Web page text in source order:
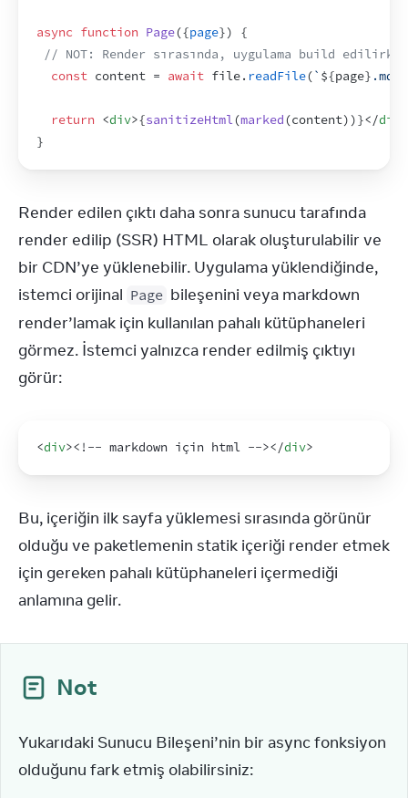
async function Page({page})
{
// NOT: Render sırasında, uygulama build
const content = await file. readFile(` ${page} .md`
return <div>{sanitizeHtml(marked(content))}</div
}
Render edilen çıktı daha sonra sunucu tarafında
render edilip (SSR) HTML olarak oluşturulabilir ve
bir CDN’ye yüklenebilir. Uygulama yüklendiğinde,
istemci orijinal Page bileşenini veya markdown
render’lamak için kullanılan pahalı kütüphaneleri
görmez. İstemci yalnızca render edilmiş çıktıyı
görür:
<div>< !-- markdown için html --></div>
Bu, içeriğin ilk sayfa yüklemesi sırasında görünür
olduğu ve paketlemenin statik içeriği render etmek
için gereken pahalı kütüphaneleri içermediği
anlamına gelir.
Not
Yukarıdaki Sunucu Bileşeni’nin bir async fonksiyon
olduğunu fark etmiş olabilirsiniz: